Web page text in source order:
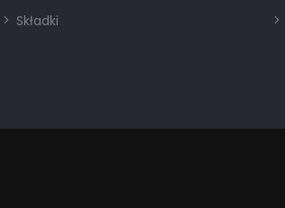
Składki